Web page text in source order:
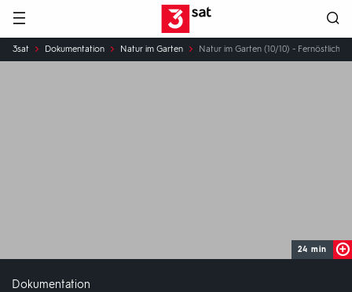
Hauptnavigation 3SAT
Sie
sind
3sat Dokumentation Natur im Garten Natur im Garten (10/10) -
24 min
Dokumentation